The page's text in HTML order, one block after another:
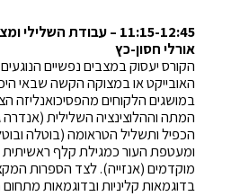
11:15-12:45 – עבודת
אורלי חסון-כץ
הקורס יעסוק במצבים נפשיים הנוגעים
האובייקט או במצוקה הקשה שבאי
במושגים הלקוחים מהפסיכואנליזה
המתה וההלוצינציה השלילית (אנדרה
הכפיל ותשליל הטראומה (בוטלה
ומעטפת העור כמגילת קלף ראשיתית
מוקדמים (אנזייה). לצד הספרות
בדוגמאות קליניות ובדוגמאות